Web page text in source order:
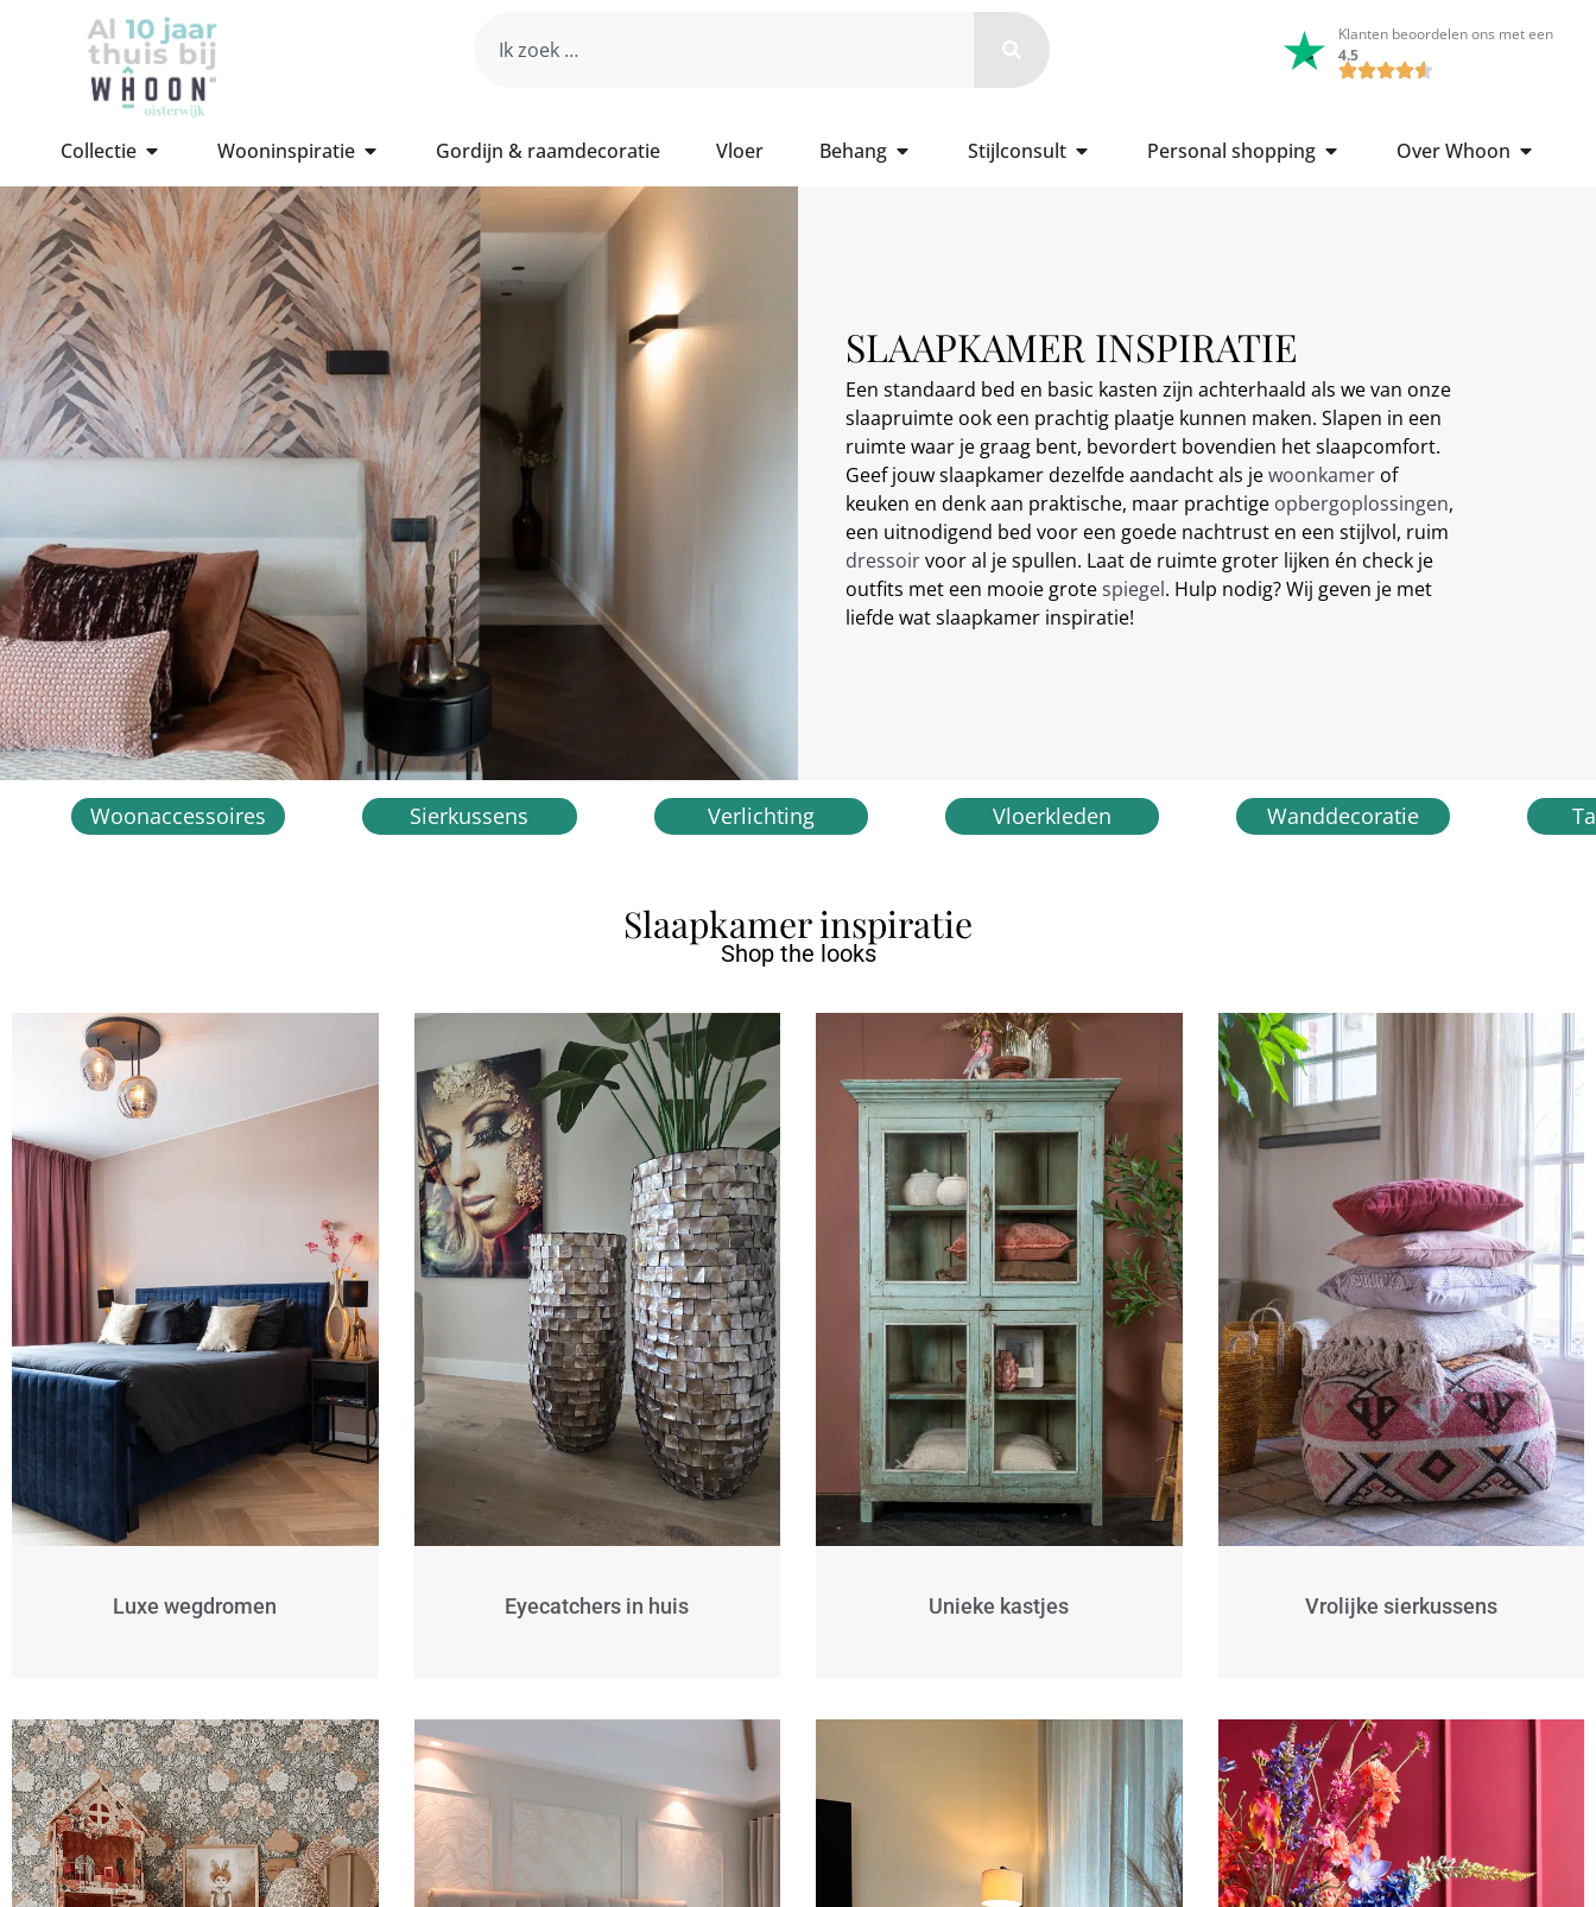
Klanten beoordelen ons met een
4.5
Collectie Wooninspiratie Gordijn & raamdecoratie Vloer Behang Stijlconsult Personal shopping Over Whoon
SLAAPKAMER INSPIRATIE
Een standaard bed en basic kasten zijn achterhaald als we van onze
slaapruimte ook een prachtig plaatje kunnen maken. Slapen in een
ruimte waar je graag bent, bevordert bovendien het slaapcomfort.
Geef jouw slaapkamer dezelfde aandacht als jewoonkamer of
keuken en denk aan praktische, maar prachtige opbergoplossingen,
een uitnodigend bed voor een goede nachtrust en een stijlvol, ruim
dressoirvoor al je spullen. Laat de ruimte groter lijken én check je
outfits met een mooie grotespiegel. Hulp nodig? Wij geven je met
liefde wat slaapkamer inspiratie!
Woonaccessoires Sierkussens Verlichting Vloerkleden Wanddecoratie
Slaapkamer inspiratie
Shop the looks
Luxe wegdromen Eyecatchers in huis Unieke kastjes Vrolijke sierkussens